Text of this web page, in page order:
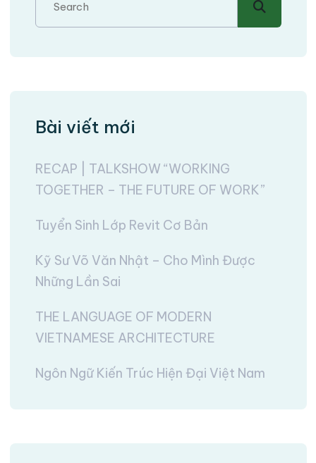
Bài viết mới
RECAP | TALKSHOW “WORKING
TOGETHER – THE FUTURE OF WORK”
Tuyển Sinh Lớp Revit Cơ Bản
Kỹ Sư Võ Văn Nhật – Cho Mình Được
Những Lần Sai
THE LANGUAGE OF MODERN
VIETNAMESE ARCHITECTURE
Ngôn Ngữ Kiến Trúc Hiện Đại Việt Nam